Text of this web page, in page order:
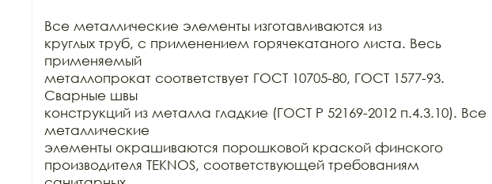
Все металлические элементы изготавливаются из
круглых труб, с применением горячекатаного листа. Весь
применяемый
металлопрокат соответствует ГОСТ 10705-80, ГОСТ 1577-93.
Сварные швы
конструкций из металла гладкие (ГОСТ Р 52169-2012 п.4.3.10). Все
металлические
элементы окрашиваются порошковой краской финского
производителя TEKNOS, соответствующей требованиям